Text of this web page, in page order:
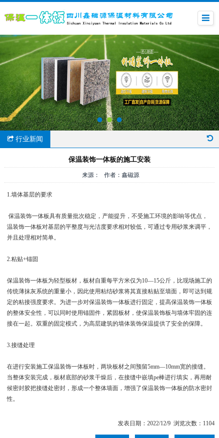
行业新闻
保温装饰一体板的施工安装
来源： 作者：鑫磁源
1.墙体基层的要求
保温装饰一体板具有质量批次稳定，产能提升，不受施工环境的影响等优点，
温装饰一体板对基层的平整度与光洁度要求相对较低，可通过专用砂浆来调平，
并且处理相对简单。
2.粘贴+锚固
保温装饰一体板为轻型板材，板材自重每平方米仅为10—15公斤，比现场施工的
传统薄抹灰系统的重量小，因此使用粘结砂浆将其直接粘贴至墙面，即可达到规
定的粘接强度要求。为进一步对保温装饰一体板进行固定，提高保温装饰一体板
的整体安全性，可以同时使用锚固件，紧固板材，使保温装饰板与墙体牢固的连
接在一起。双重的固定模式，为高层建筑的墙体装饰保温提供了安全的保障。
3.接缝处理
在进行安装施工保温装饰一体板时，两块板材之间预留5mm—10mm宽的接缝。
当整体安装完成，板材底部的砂浆干燥后，在接缝中嵌填pe棒进行填实，再用耐
候密封胶把接缝处密封，形成一个整体墙面，增强了保温装饰一体板的防水密封
性。
发表日期：2022/12/9 浏览次数：1104